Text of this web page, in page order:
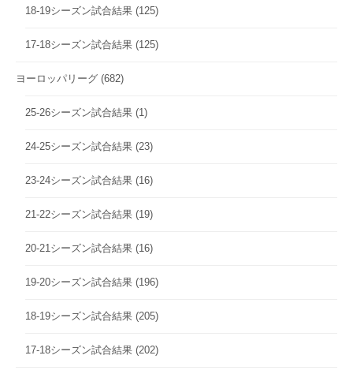
18-19シーズン試合結果 (125)
17-18シーズン試合結果 (125)
ヨーロッパリーグ (682)
25-26シーズン試合結果 (1)
24-25シーズン試合結果 (23)
23-24シーズン試合結果 (16)
21-22シーズン試合結果 (19)
20-21シーズン試合結果 (16)
19-20シーズン試合結果 (196)
18-19シーズン試合結果 (205)
17-18シーズン試合結果 (202)